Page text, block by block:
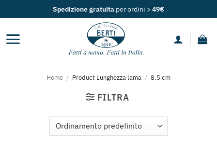
ai
contenuti
Spedizione gratuita per ordini >49€
Home / Product Lunghezza lama / 8.5 cm
FILTRA